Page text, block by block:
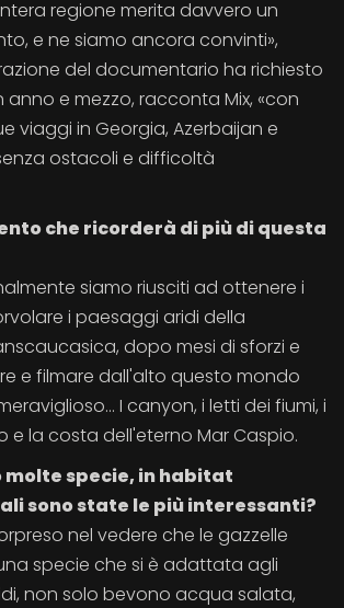
regione merita davvero un
e ne siamo ancora convinti»,
del documentario ha richiesto
e mezzo, racconta Mix, «con
viaggi in Georgia, Azerbaijan e
ostacoli e difficoltà
che ricorderà di più di questa
siamo riusciti ad ottenere i
i paesaggi aridi della
dopo mesi di sforzi e
e filmare dall'alto questo mondo
I canyon, i letti dei fiumi, i
e la costa dell'eterno Mar Caspio.
specie, in habitat
sono state le più interessanti?
nel vedere che le gazzelle
specie che si è adattata agli
non solo bevono acqua salata,